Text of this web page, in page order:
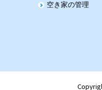
空き家の管理